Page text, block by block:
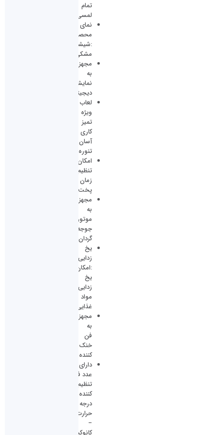
تمام
لمسی
نمای
محصول
:شیشه
مشکی
مجهز
به
نمایشگر
دیجیتال
لعاب
ویژه
تمیز
کاری
آسان
تنوره
امکان
تنظیم
زمان
پخت
مجهز
به
موتور
جوجه
گردان
یخ
زدایی
:امکان
یخ
زدایی
مواد
غذایی
مجهز
به
فن
خنک
کننده
دارای دو
عدد فن
تنظیم
کننده
درجه
حرارت
–